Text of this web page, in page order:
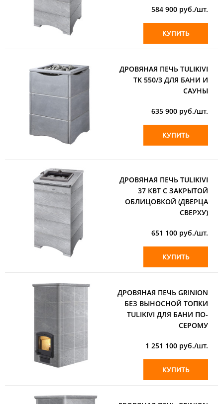
584 900 руб./шт.
КУПИТЬ
ДРОВЯНАЯ ПЕЧЬ TULIKIVI
TK 550/3 ДЛЯ БАНИ И
САУНЫ
635 900 руб./шт.
КУПИТЬ
ДРОВЯНАЯ ПЕЧЬ TULIKIVI
37 КВТ С ЗАКРЫТОЙ
ОБЛИЦОВКОЙ (ДВЕРЦА
СВЕРХУ)
651 100 руб./шт.
КУПИТЬ
ДРОВЯНАЯ ПЕЧЬ GRINION
БЕЗ ВЫНОСНОЙ ТОПКИ
TULIKIVI ДЛЯ БАНИ ПО-
СЕРОМУ
1 251 100 руб./шт.
КУПИТЬ